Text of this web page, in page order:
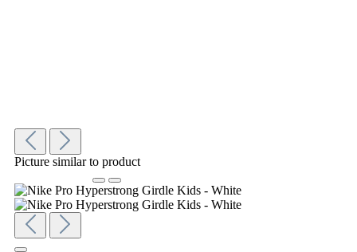
Picture similar to product